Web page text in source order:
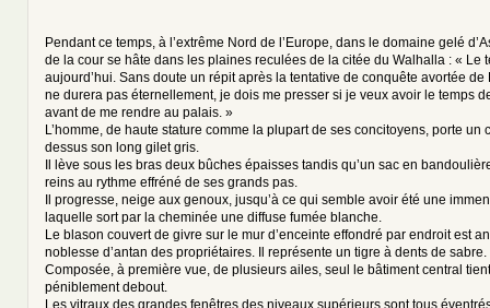
Pendant ce temps, à l’extrême Nord de l’Europe, dans le domaine gelé
de la cour se hâte dans les plaines reculées de la citée du Walhalla : « Le
aujourd’hui. Sans doute un répit après la tentative de conquête avortée
ne durera pas éternellement, je dois me presser si je veux avoir le temps
avant de me rendre au palais. »
L’homme, de haute stature comme la plupart de ses concitoyens, porte un
dessus son long gilet gris.
Il lève sous les bras deux bûches épaisses tandis qu’un sac en
reins au rythme effréné de ses grands pas.
Il progresse, neige aux genoux, jusqu’à ce qui semble avoir été une
laquelle sort par la cheminée une diffuse fumée blanche.
Le blason couvert de givre sur le mur d’enceinte effondré par endroit est
noblesse d’antan des propriétaires. Il représente un tigre à dents de sabre.
Composée, à première vue, de plusieurs ailes, seul le bâtiment central
péniblement debout.